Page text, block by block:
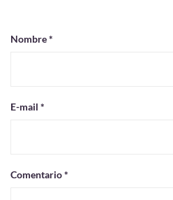
Nombre *
E-mail *
Comentario *